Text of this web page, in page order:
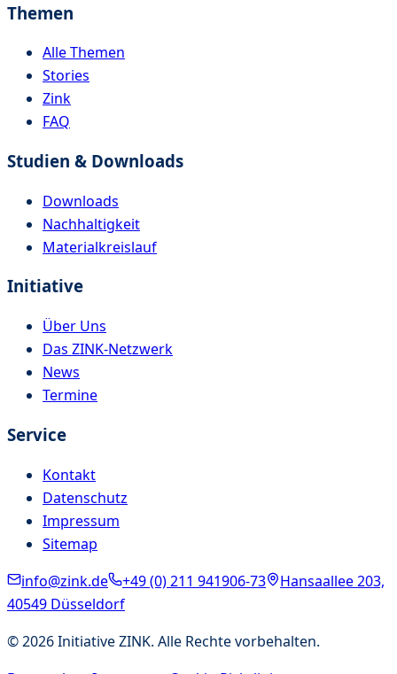
Themen
Alle Themen
Stories
Zink
FAQ
Studien & Downloads
Downloads
Nachhaltigkeit
Materialkreislauf
Initiative
Über Uns
Das ZINK-Netzwerk
News
Termine
Service
Kontakt
Datenschutz
Impressum
Sitemap
info@zink.de
+49 (0) 211 941906-73
Hansaallee 203,
40549 Düsseldorf
©2026Initiative ZINK. Alle Rechte vorbehalten.